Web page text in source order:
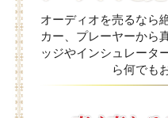
オーディオを売るなら
カー、プレーヤーから
ッジやインシュレータ
ら何でも